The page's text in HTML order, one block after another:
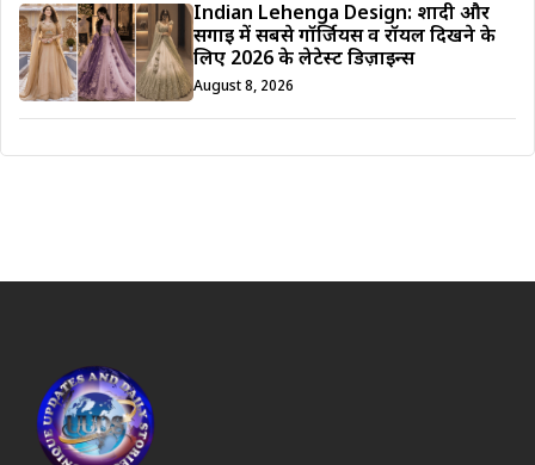
Indian Lehenga Design: शादी और
सगाई में सबसे गॉर्जियस व रॉयल दिखने के
लिए 2026 के लेटेस्ट डिज़ाइन्स
August 8, 2026